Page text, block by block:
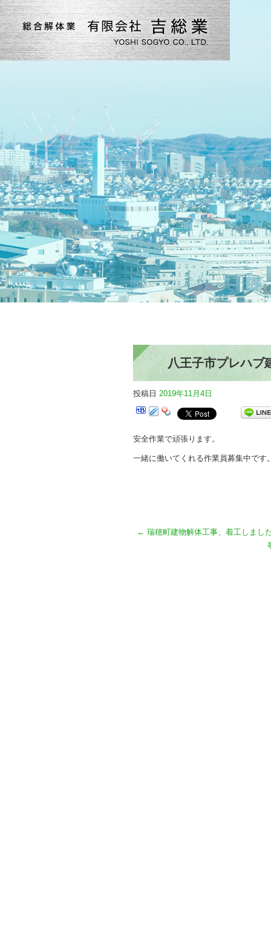
八王子市プレハブ
投稿日 2019年11月4日
安全作業で頑張ります。
一緒に働いてくれる作業員募集中です
← 瑞穂町建物解体工事、着工しまし